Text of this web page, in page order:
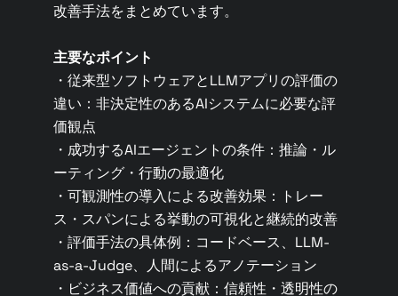
改善手法をまとめています。
主要なポイント
・従来型ソフトウェアとLLMアプリの評価の
違い：非決定性のあるAIシステムに必要な評
価観点
・成功するAIエージェントの条件：推論・ル
ーティング・行動の最適化
・可観測性の導入による改善効果：トレー
ス・スパンによる挙動の可視化と継続的改善
・評価手法の具体例：コードベース、LLM-
as-a-Judge、人間によるアノテーション
・ビジネス価値への貢献：信頼性・透明性の